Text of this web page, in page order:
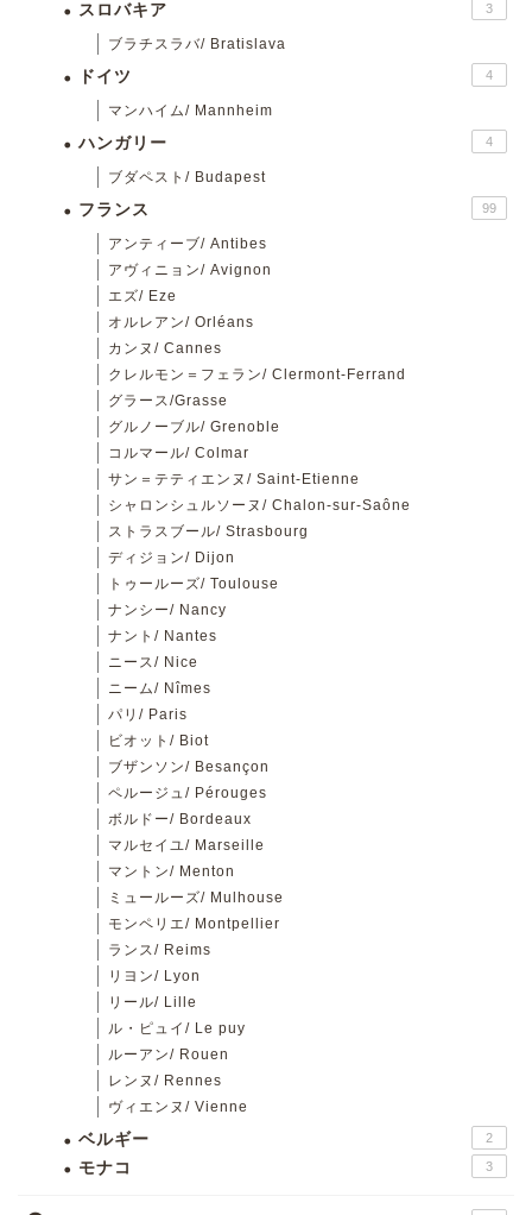
スロバキア 3
ブラチスラバ/ Bratislava
ドイツ 4
マンハイム/ Mannheim
ハンガリー 4
ブダペスト/ Budapest
フランス 99
アンティーブ/ Antibes
アヴィニョン/ Avignon
エズ/ Eze
オルレアン/ Orléans
カンヌ/ Cannes
クレルモン＝フェラン/ Clermont-Ferrand
グラース/Grasse
グルノーブル/ Grenoble
コルマール/ Colmar
サン＝テティエンヌ/ Saint-Etienne
シャロンシュルソーヌ/ Chalon-sur-Saône
ストラスブール/ Strasbourg
ディジョン/ Dijon
トゥールーズ/ Toulouse
ナンシー/ Nancy
ナント/ Nantes
ニース/ Nice
ニーム/ Nîmes
パリ/ Paris
ビオット/ Biot
ブザンソン/ Besançon
ペルージュ/ Pérouges
ボルドー/ Bordeaux
マルセイユ/ Marseille
マントン/ Menton
ミュールーズ/ Mulhouse
モンペリエ/ Montpellier
ランス/ Reims
リヨン/ Lyon
リール/ Lille
ル・ピュイ/ Le puy
ルーアン/ Rouen
レンヌ/ Rennes
ヴィエンヌ/ Vienne
ベルギー 2
モナコ 3